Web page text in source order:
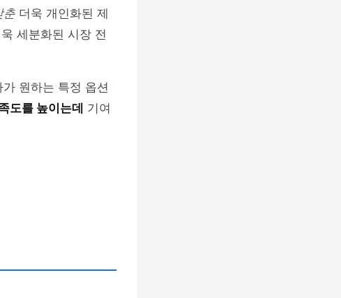
춘 더욱 개인화된 제
세분화된 시장 전
원하는 특정 옵션
도를 높이는데
기여